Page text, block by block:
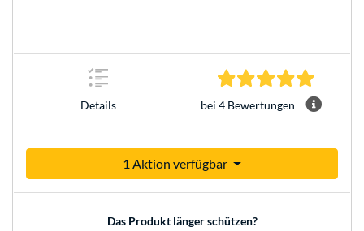
Details bei 4 Bewertungen
1 Aktion verfügbar
Das Produkt länger schützen?